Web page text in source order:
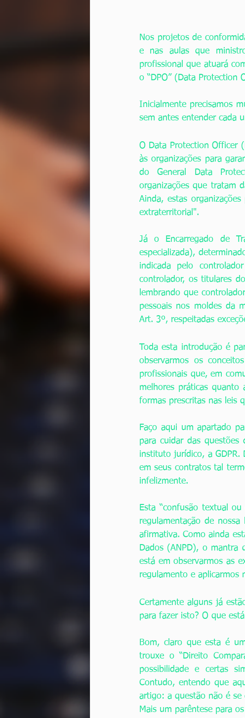
Nos projetos de
e nas aulas que
profissional que atuará
o “DPO” (Data Protection
Inicialmente precisamos
sem antes entender cada
O Data Protection Officer
às organizações para
do General Data
organizações que tratam
Ainda, estas
extraterritorial".
Já o Encarregado de
especializada),
indicada pelo
controlador, os titulares
lembrando que
pessoais nos moldes da
Art. 3º, respeitadas
Toda esta introdução é
observarmos os
profissionais que, em
melhores práticas quanto
formas prescritas nas leis
Faço aqui um apartado
para cuidar das questões
instituto jurídico, a GDPR.
em seus contratos tal
infelizmente.
Esta “confusão textual
regulamentação de
afirmativa. Como ainda
Dados (ANPD), o mantra
está em observarmos as
regulamento e aplicarmos
Certamente alguns já
para fazer isto? O que
Bom, claro que esta é
trouxe o “Direito
possibilidade e certas
Contudo, entendo que
artigo: a questão não é se
Mais um parêntese para